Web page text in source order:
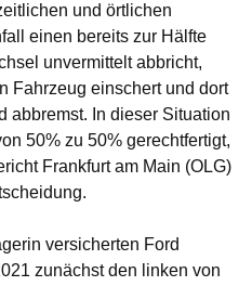
und örtlichen
einen bereits zur Hälfte
unvermittelt abbricht,
Fahrzeug einschert und dort
abbremst. In dieser Situation
50% zu 50% gerechtfertigt,
Frankfurt am Main (OLG)
versicherten Ford
zunächst den linken von